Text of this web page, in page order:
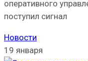
оперативного
поступил сигнал
Новости
19 января